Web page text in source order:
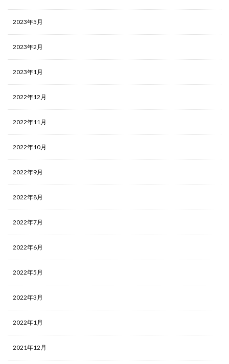
2023年5月
2023年2月
2023年1月
2022年12月
2022年11月
2022年10月
2022年9月
2022年8月
2022年7月
2022年6月
2022年5月
2022年3月
2022年1月
2021年12月